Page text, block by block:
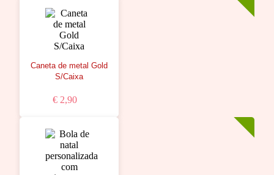
Caneta de metal Gold
S/Caixa
€ 2,90